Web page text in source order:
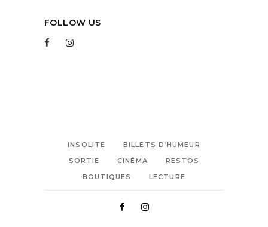
FOLLOW US
INSOLITE
BILLETS D’HUMEUR
SORTIE
CINÉMA
RESTOS
BOUTIQUES
LECTURE